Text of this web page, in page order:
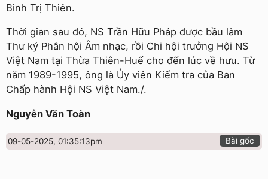
Bình Trị Thiên.
Thời gian sau đó, NS Trần Hữu Pháp được bầu làm
Thư ký Phân hội Âm nhạc, rồi Chi hội trưởng Hội NS
Việt Nam tại Thừa Thiên-Huế cho đến lúc về hưu. Từ
năm 1989-1995, ông là Ủy viên Kiểm tra của Ban
Chấp hành Hội NS Việt Nam./.
Nguyễn Văn Toàn
09-05-2025, 01:35:13pm Bài gốc